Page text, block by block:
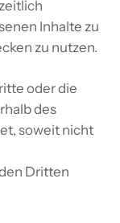
Inhalte zu
zu nutzen.
oder die
des
soweit nicht
Dritten